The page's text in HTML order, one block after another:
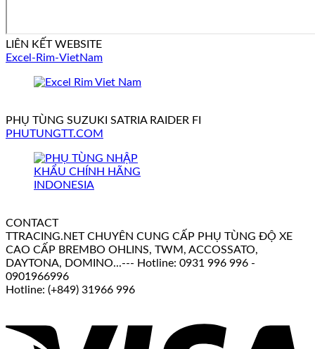
LIÊN KẾT WEBSITE
Excel-Rim-VietNam
PHỤ TÙNG SUZUKI SATRIA RAIDER FI
PHUTUNGTT.COM
CONTACT
TTRACING.NET CHUYÊN CUNG CẤP PHỤ TÙNG ĐỘ XE
CAO CẤP BREMBO OHLINS, TWM, ACCOSSATO,
DAYTONA, DOMINO...--- Hotline: 0931 996 996 -
0901966996
Hotline: (+849) 31966 996